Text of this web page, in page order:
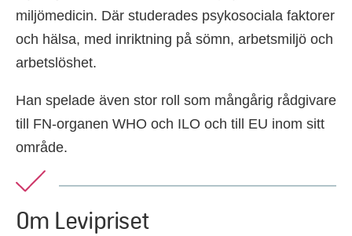
miljömedicin. Där studerades psykosociala faktorer
och hälsa, med inriktning på sömn, arbetsmiljö och
arbetslöshet.
Han spelade även stor roll som mångårig rådgivare
till FN-organen WHO och ILO och till EU inom sitt
område.
Om Levipriset